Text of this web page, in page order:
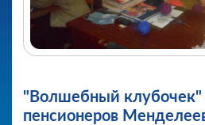
"Волшебный клубочек"
пенсионеров